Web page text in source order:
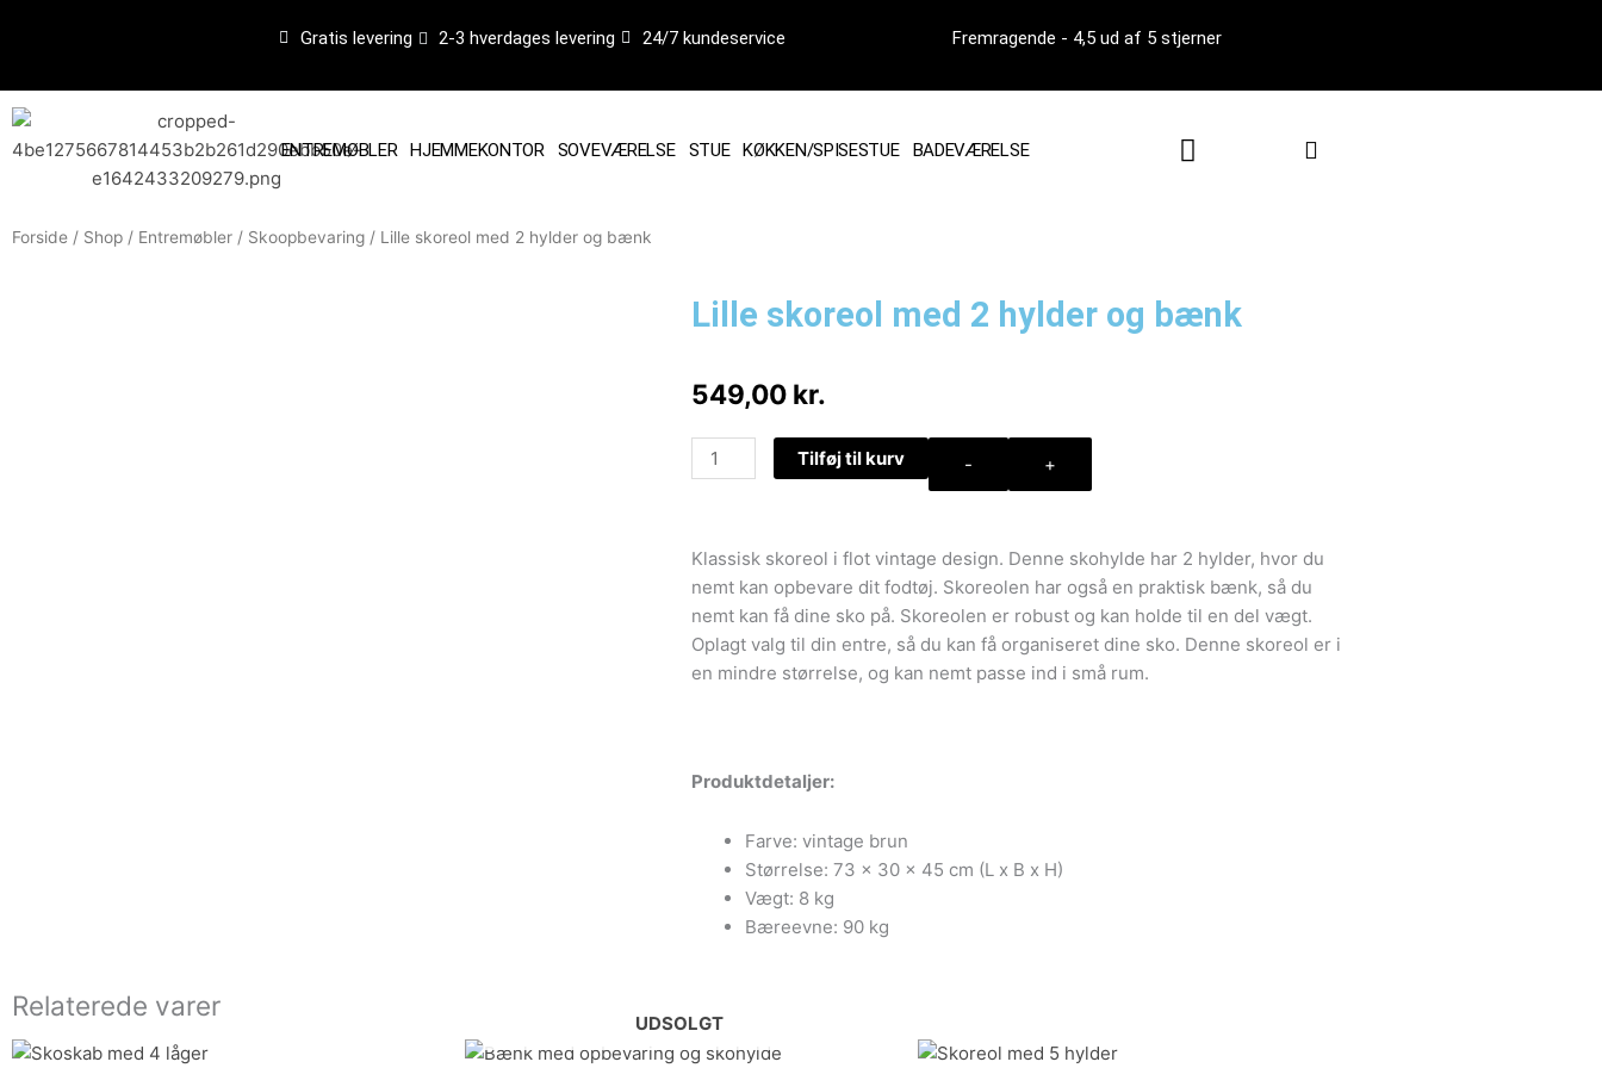
Gratis levering 2-3 hverdages levering 24/7 kundeservice Fremragende - 4,5 ud af 5 stjerner
ENTREMØBLER HJEMMEKONTOR SOVEVÆRELSE STUE KØKKEN/SPISESTUE BADEVÆRELSE Kurv
Forside / Shop / Entremøbler / Skoopbevaring / Lille skoreol med 2 hylder og bænk
Lille skoreol med 2 hylder og bænk
549,00 kr.
-
Lille
skoreol
hylder
og
bænk
antal
+
Tilføj til kurv
Klassisk skoreol i flot vintage design. Denne skohylde har 2 hylder, hvor du
nemt kan opbevare dit fodtøj. Skoreolen har også en praktisk bænk, så du
nemt kan få dine sko på. Skoreolen er robust og kan holde til en del vægt.
Oplagt valg til din entre, så du kan få organiseret dine sko. Denne skoreol er i
en mindre størrelse, og kan nemt passe ind i små rum.
Produktdetaljer:
Farve: vintage brun
Størrelse: 73 x 30 x 45 cm (L x B x H)
Vægt: 8 kg
Bæreevne: 90 kg
Relaterede varer
UDSOLGT